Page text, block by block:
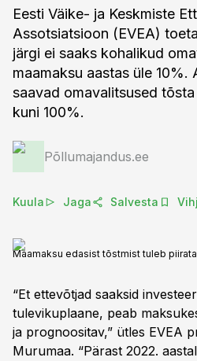
Eesti Väike- ja Keskmiste
Assotsiatsioon (EVEA)
järgi ei saaks kohalikud
maamaksu aastas üle
saavad omavalitsused
kuni 100%.
Põllumajandus.ee
Kuula Jaga Salvesta
Maamaksu edasist tõstmist tuleb
“Et ettevõtjad saaksid
tulevikuplaane, peab
ja prognoositav,” ütles EVEA
Murumaa. “Pärast 2022.